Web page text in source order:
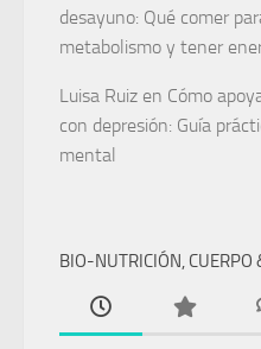
desayuno: Qué comer
metabolismo y tener
Luisa Ruiz en Cómo
con depresión: Guía
mental
BIO-NUTRICIÓN, CUERPO